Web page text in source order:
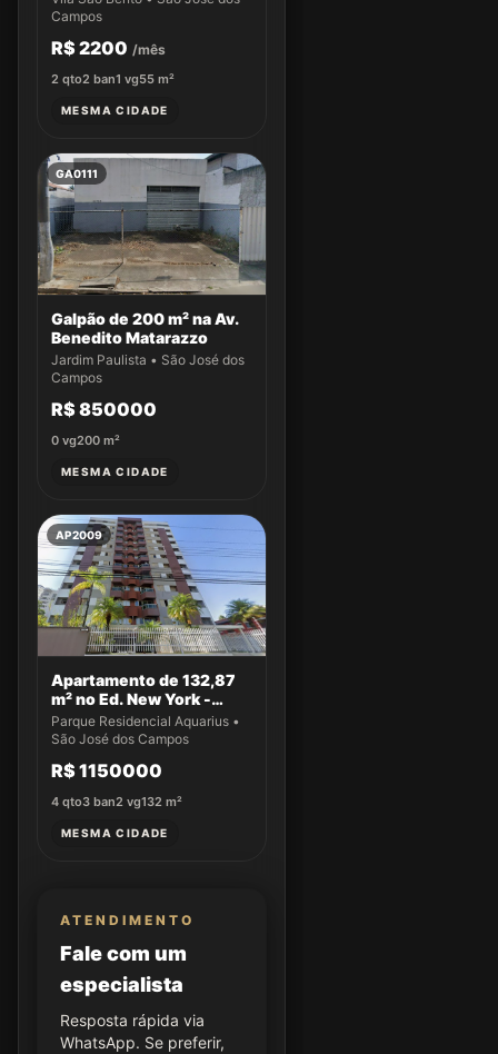
Campos
R$ 2200 /mês
2 qto2 ban1 vg55 m²
MESMA CIDADE
GA0111
Galpão de 200 m² na Av.
Benedito Matarazzo
Jardim Paulista • São José dos
Campos
R$ 850000
0 vg200 m²
MESMA CIDADE
AP2009
Apartamento de 132,87
m² no Ed. New York -
Apto 14
Parque Residencial Aquarius •
São José dos Campos
R$ 1150000
4 qto3 ban2 vg132 m²
MESMA CIDADE
ATENDIMENTO
Fale com um
especialista
Resposta rápida via
WhatsApp. Se preferir,